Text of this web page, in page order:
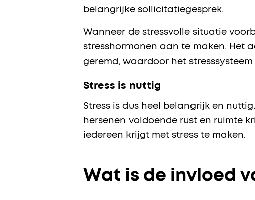
belangrijke sollicitatiegesprek.
Wanneer de stressvolle situatie
stresshormonen aan te maken. Het
geremd, waardoor het
Stress is nuttig
Stress is dus heel belangrijk en
hersenen voldoende rust en ruimte
iedereen krijgt met stress te maken.
Wat is de invloed